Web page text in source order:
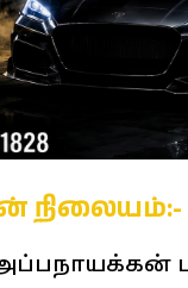
நிலையம்:-